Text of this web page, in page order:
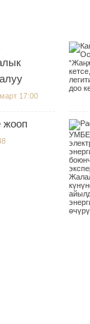
17:00
жооп